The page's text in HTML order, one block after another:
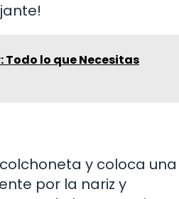
Todo lo que Necesitas
y coloca una
por la nariz y